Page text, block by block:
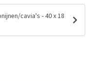
cavia's - 40 x 18